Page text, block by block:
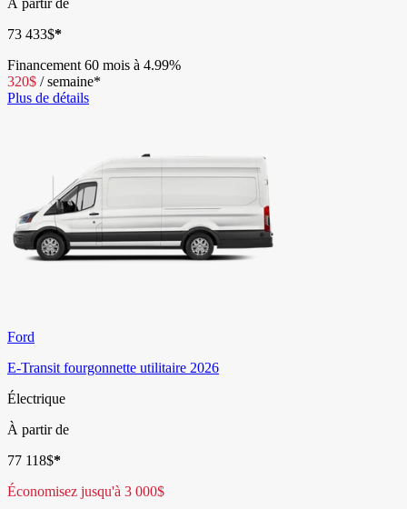
73 433$*
Financement 60 mois à 4.99%
320$ /semaine*
Plus de détails
Ford
E-Transit fourgonnette utilitaire 2026
Électrique
À partir de
77 118$*
Économisez jusqu'à 3 000$